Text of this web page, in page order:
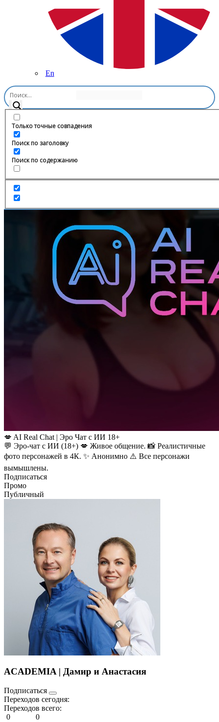
En
Только точные совпадения
Поиск по заголовку
Поиск по содержанию
Главная
💋 AI Real Chat | Эро Чат с ИИ 18+
💬 Эро-чат с ИИ (18+) 💋 Живое общение. 📸 Реалистичные
фото персонажей в 4К. ✨ Анонимно ⚠️ Все персонажи
вымышлены.
Подписаться
Промо
Публичный
ACADEMIA | Дамир и Анастасия
Подписаться
Переходов сегодня:
Переходов всего:
0
0